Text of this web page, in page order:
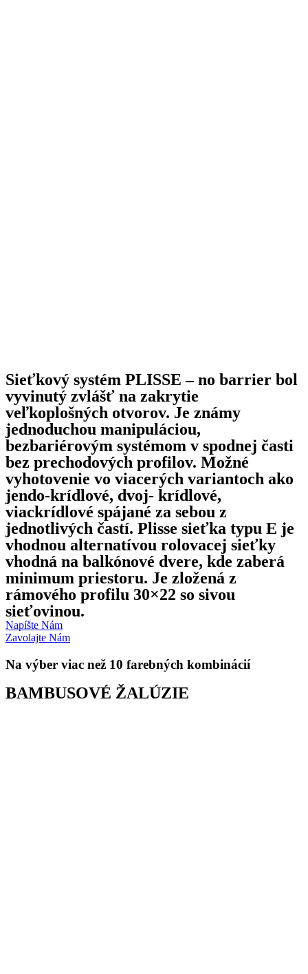
Sieťkový systém PLISSE – no barrier bol
vyvinutý zvlášť na zakrytie
veľkoplošných otvorov. Je známy
jednoduchou manipuláciou,
bezbariérovým systémom v spodnej časti
bez prechodových profilov. Možné
vyhotovenie vo viacerých variantoch ako
jendo-krídlové, dvoj- krídlové,
viackrídlové spájané za sebou z
jednotlivých častí. Plisse sieťka typu E je
vhodnou alternatívou rolovacej sieťky
vhodná na balkónové dvere, kde zaberá
minimum priestoru. Je zložená z
rámového profilu 30×22 so sivou
sieťovinou.
Napíšte Nám
Zavolajte Nám
Na výber viac než 10 farebných kombinácií
BAMBUSOVÉ ŽALÚZIE